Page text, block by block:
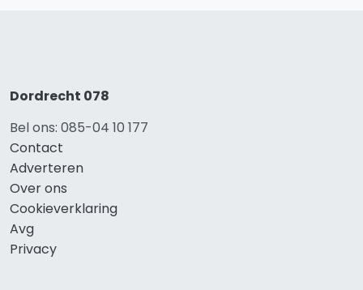
Dordrecht 078
Bel ons: 085-04 10 177
Contact
Adverteren
Over ons
Cookieverklaring
Avg
Privacy